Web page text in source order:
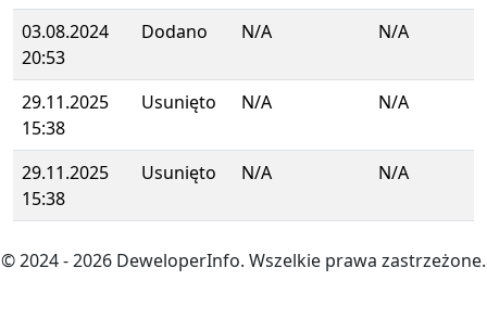
03.08.2024
20:53
Dodano N/A N/A
29.11.2025
15:38
Usunięto N/A N/A
29.11.2025
15:38
Usunięto N/A N/A
© 2024- 2026 DeweloperInfo. Wszelkie prawa zastrzeżone.